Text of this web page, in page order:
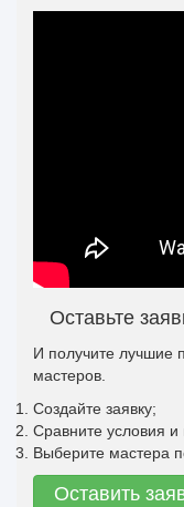
Оставьте
И получите лучшие
мастеров.
Создайте заявку;
Сравните условия
Выберите мастера
Оставить